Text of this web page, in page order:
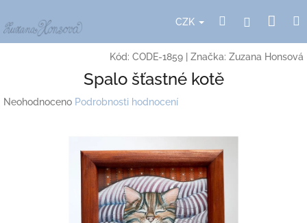
na
obsah
CZK HledatPřihlášení
Kód: CODE-1859 Značka: Zuzana Honsová
Spalo šťastné kotě
Průměrné
Neohodnoceno Podrobnosti hodnocení